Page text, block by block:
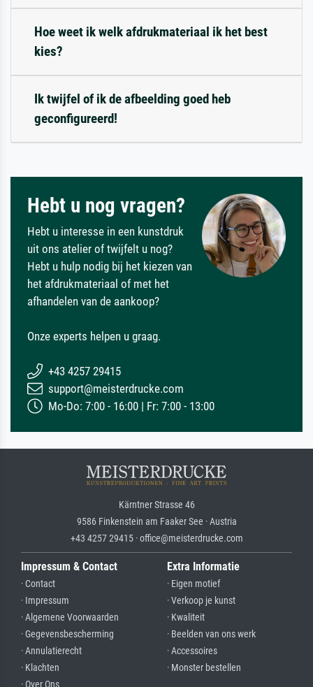
Hoe weet ik welk afdrukmateriaal ik het best
kies?
Ik twijfel of ik de afbeelding goed heb
geconfigureerd!
Hebt u nog vragen?
Hebt u interesse in een kunstdruk
uit ons atelier of twijfelt u nog?
Hebt u hulp nodig bij het kiezen van
het afdrukmateriaal of met het
afhandelen van de aankoop?
Onze experts helpen u graag.
+43 4257 29415
support@meisterdrucke.com
Mo-Do: 7:00 - 16:00 | Fr: 7:00 - 13:00
Kärntner Strasse 46
9586 Finkenstein am Faaker See · Austria
+43 4257 29415 · office@meisterdrucke.com
Impressum & Contact
· Contact
· Impressum
· Algemene Voorwaarden
· Gegevensbescherming
· Annulatierecht
· Klachten
· Over Ons
Extra Informatie
· Eigen motief
· Verkoop je kunst
· Kwaliteit
· Beelden van ons werk
· Accessoires
· Monster bestellen